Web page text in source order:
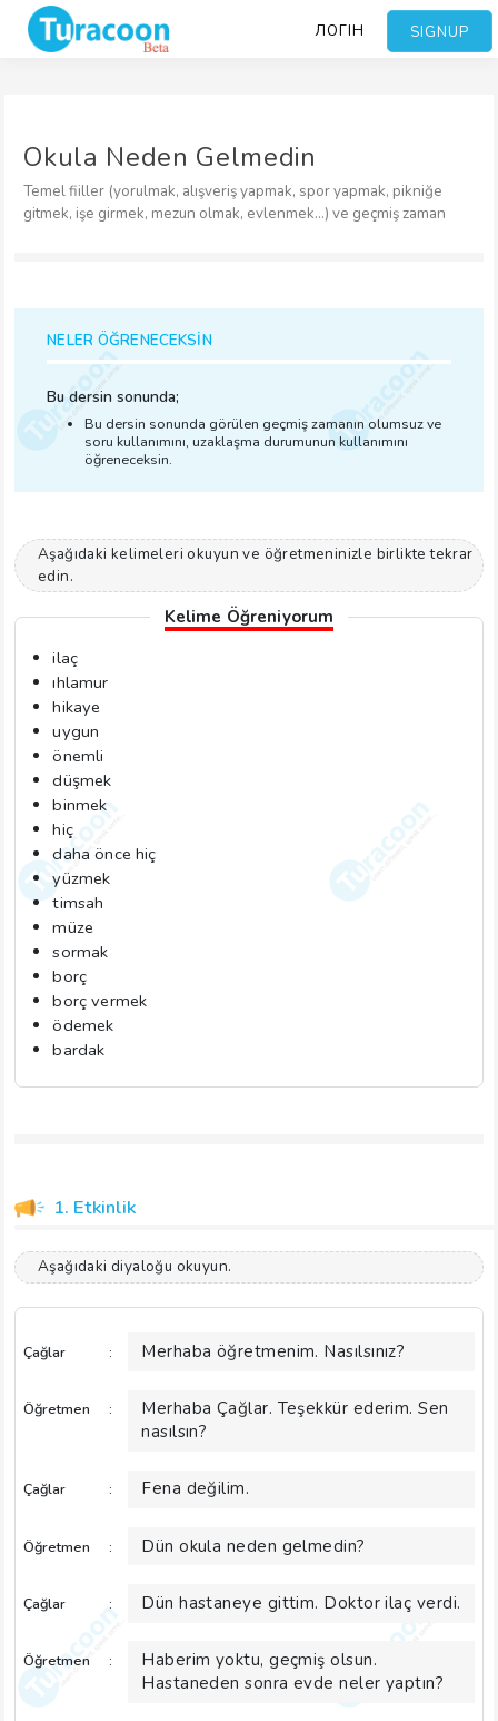
ЛОГІН SIGNUP
Okula Neden Gelmedin
Temel fiiller (yorulmak, alışveriş yapmak, spor yapmak, pikniğe
gitmek, işe girmek, mezun olmak, evlenmek…) ve geçmiş zaman
NELER ÖĞRENECEKSİN
Bu dersin sonunda;
Bu dersin sonunda görülen geçmiş zamanın olumsuz ve
soru kullanımını, uzaklaşma durumunun kullanımını
öğreneceksin.
Aşağıdaki kelimeleri okuyun ve öğretmeninizle birlikte tekrar
edin.
Kelime Öğreniyorum
ilaç
ıhlamur
hikaye
uygun
önemli
düşmek
binmek
hiç
daha önce hiç
yüzmek
timsah
müze
sormak
borç
borç vermek
ödemek
bardak
1. Etkinlik
Aşağıdaki diyaloğu okuyun.
Çağlar : Merhaba öğretmenim. Nasılsınız?
Öğretmen :
Merhaba Çağlar. Teşekkür ederim. Sen
nasılsın?
Çağlar : Fena değilim.
Öğretmen : Dün okula neden gelmedin?
Çağlar : Dün hastaneye gittim. Doktor ilaç verdi.
Öğretmen :
Haberim yoktu, geçmiş olsun.
Hastaneden sonra evde neler yaptın?